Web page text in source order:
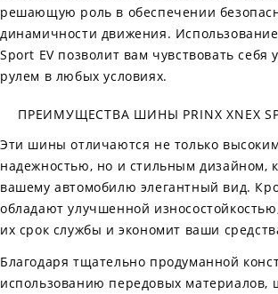
решающую роль в обеспечении
динамичности движения.
Sport EV позволит вам чувствовать себя
рулем в любых условиях.
ПРЕИМУЩЕСТВА ШИНЫ PRINX XNEX
Эти шины отличаются не только
надежностью, но и стильным дизайном,
вашему автомобилю элегантный вид.
обладают улучшенной
их срок службы и экономит ваши
Благодаря тщательно продуманной
использованию передовых материалов,